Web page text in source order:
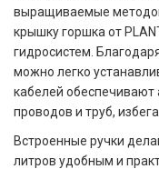
выращиваемые
крышку горшка от
гидросистем.
можно легко
кабелей обеспечивают
проводов и труб,
Встроенные ручки
литров удобным и